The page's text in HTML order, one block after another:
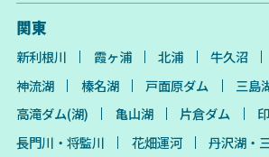
関東
新利根川 霞ヶ浦 北浦 牛久沼
神流湖
榛名湖 戸面原ダム 三島
高滝ダム(湖)
亀山湖 片倉ダム
長門川・将監川
花畑運河 丹沢湖・